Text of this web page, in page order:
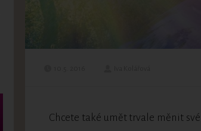
Chcete také umět trvale měnit